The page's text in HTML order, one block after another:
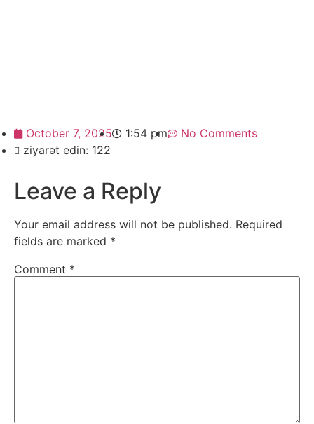
October 7, 2025 1:54 pm
No Comments
ziyarət edin: 122
Leave a Reply
Your email address will not be published. Required
fields are marked *
Comment *